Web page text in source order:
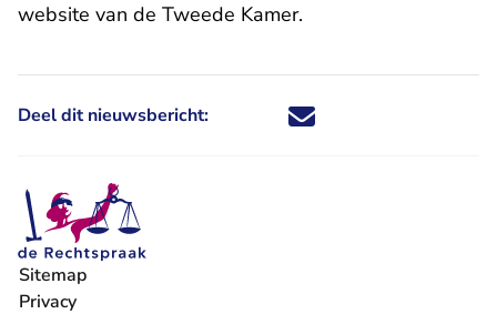
website van de Tweede Kamer.
Deel dit nieuwsbericht: Deel dit nieuwsbericht via X -
Deel dit nieuwsbericht via
Deel dit nieuwsbericht
Deel dit
Sitemap
Privacy